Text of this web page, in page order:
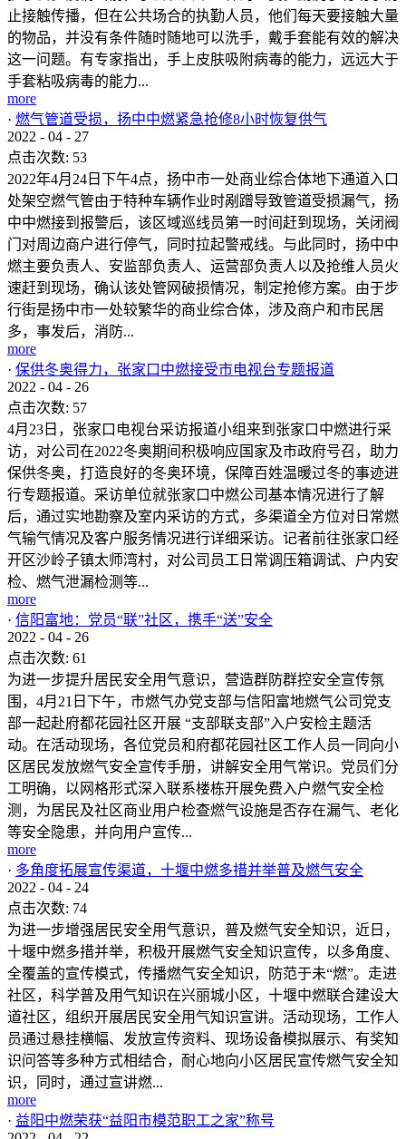
止接触传播，但在公共场合的执勤人员，他们每天要接触大量
的物品，并没有条件随时随地可以洗手，戴手套能有效的解决
这一问题。有专家指出，手上皮肤吸附病毒的能力，远远大于
手套粘吸病毒的能力...
more
· 燃气管道受损，扬中中燃紧急抢修8小时恢复供气
2022 - 04 - 27
点击次数: 53
2022年4月24日下午4点，扬中市一处商业综合体地下通道入口
处架空燃气管由于特种车辆作业时剐蹭导致管道受损漏气，扬
中中燃接到报警后，该区域巡线员第一时间赶到现场，关闭阀
门对周边商户进行停气，同时拉起警戒线。与此同时，扬中中
燃主要负责人、安监部负责人、运营部负责人以及抢维人员火
速赶到现场，确认该处管网破损情况，制定抢修方案。由于步
行街是扬中市一处较繁华的商业综合体，涉及商户和市民居
多，事发后，消防...
more
· 保供冬奥得力，张家口中燃接受市电视台专题报道
2022 - 04 - 26
点击次数: 57
4月23日，张家口电视台采访报道小组来到张家口中燃进行采
访，对公司在2022冬奥期间积极响应国家及市政府号召，助力
保供冬奥，打造良好的冬奥环境，保障百姓温暖过冬的事迹进
行专题报道。采访单位就张家口中燃公司基本情况进行了解
后，通过实地勘察及室内采访的方式，多渠道全方位对日常燃
气输气情况及客户服务情况进行详细采访。记者前往张家口经
开区沙岭子镇太师湾村，对公司员工日常调压箱调试、户内安
检、燃气泄漏检测等...
more
· 信阳富地：党员“联”社区，携手“送”安全
2022 - 04 - 26
点击次数: 61
为进一步提升居民安全用气意识，营造群防群控安全宣传氛
围，4月21日下午，市燃气办党支部与信阳富地燃气公司党支
部一起赴府都花园社区开展 “支部联支部”入户安检主题活
动。在活动现场，各位党员和府都花园社区工作人员一同向小
区居民发放燃气安全宣传手册，讲解安全用气常识。党员们分
工明确，以网格形式深入联系楼栋开展免费入户燃气安全检
测，为居民及社区商业用户检查燃气设施是否存在漏气、老化
等安全隐患，并向用户宣传...
more
· 多角度拓展宣传渠道，十堰中燃多措并举普及燃气安全
2022 - 04 - 24
点击次数: 74
为进一步增强居民安全用气意识，普及燃气安全知识，近日，
十堰中燃多措并举，积极开展燃气安全知识宣传，以多角度、
全覆盖的宣传模式，传播燃气安全知识，防范于未“燃”。走进
社区，科学普及用气知识在兴丽城小区，十堰中燃联合建设大
道社区，组织开展居民安全用气知识宣讲。活动现场，工作人
员通过悬挂横幅、发放宣传资料、现场设备模拟展示、有奖知
识问答等多种方式相结合，耐心地向小区居民宣传燃气安全知
识，同时，通过宣讲燃...
more
· 益阳中燃荣获“益阳市模范职工之家”称号